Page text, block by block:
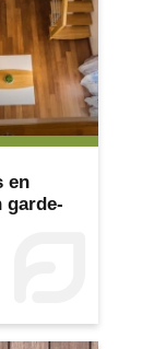
en
garde-